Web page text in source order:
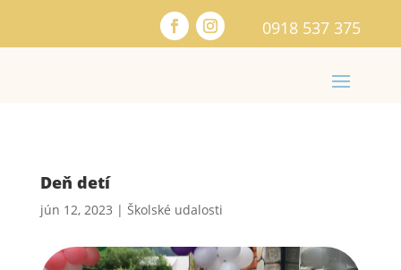
0918 537 375
Deň detí
jún 12, 2023 | Školské udalosti